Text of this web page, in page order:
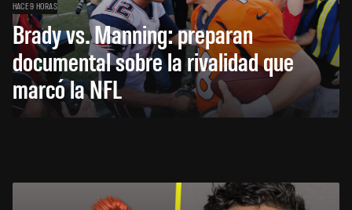
HACE 9 HORAS
Brady vs. Manning: preparan
documental sobre la rivalidad que
marcó la NFL